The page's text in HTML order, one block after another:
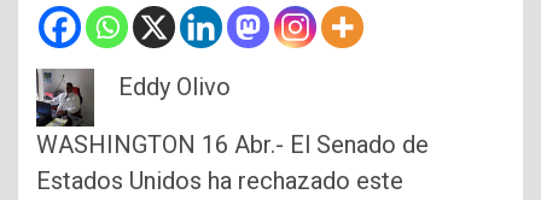
Eddy Olivo
WASHINGTON 16 Abr.- El Senado de
Estados Unidos ha rechazado este